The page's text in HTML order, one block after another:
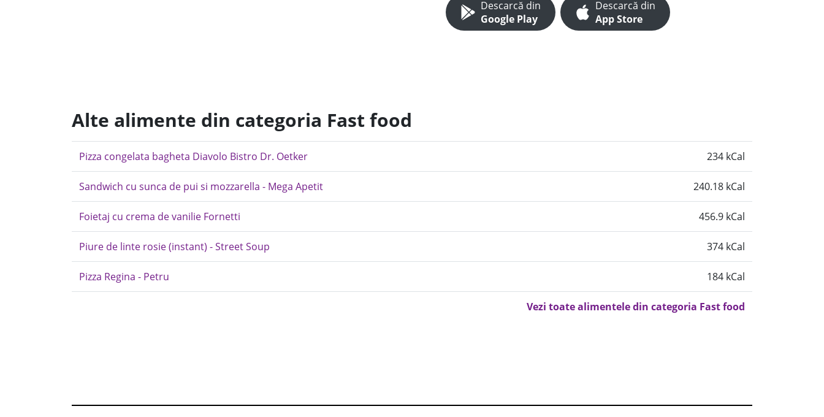
Descarcă din
Google Play
Descarcă din
App Store
Alte alimente din categoria Fast food
Pizza congelata bagheta Diavolo Bistro Dr. Oetker 234 kCal
Sandwich cu sunca de pui si mozzarella - Mega Apetit 240.18 kCal
Foietaj cu crema de vanilie Fornetti 456.9 kCal
Piure de linte rosie (instant) - Street Soup 374 kCal
Pizza Regina - Petru 184 kCal
Vezi toate alimentele din categoria Fast food